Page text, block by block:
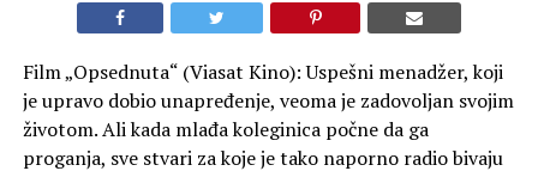
Film „Opsednuta“ (Viasat Kino): Uspešni menadžer, koji
je upravo dobio unapređenje, veoma je zadovoljan svojim
životom. Ali kada mlađa koleginica počne da ga
proganja, sve stvari za koje je tako naporno radio bivaju